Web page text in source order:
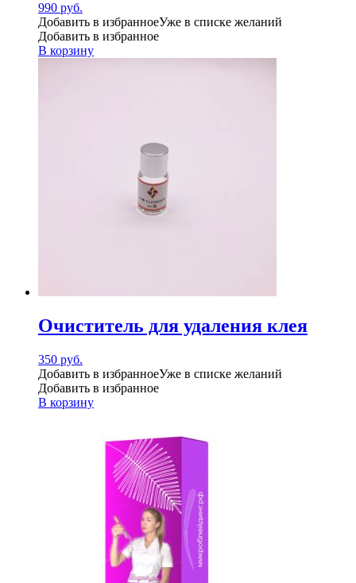
990 руб.
Добавить в избранноеУже в списке желаний
Добавить в избранное
В корзину
Очиститель для удаления клея
350 руб.
Добавить в избранноеУже в списке желаний
Добавить в избранное
В корзину